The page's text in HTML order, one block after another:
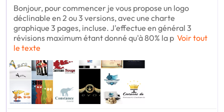
Bonjour, pour commencer je vous propose un logo
déclinable en 2 ou 3 versions, avec une charte
graphique 3 pages, incluse. J'effectue en général 3
révisions maximum étant donné qu'à 80% la p Voir tout
le texte